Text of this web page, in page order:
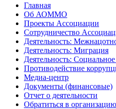
Главная
Об АОММО
Проекты Ассоциации
Сотрудничество
Деятельность:
Деятельность: Миграция
Деятельность:
Противодействие
Медиа-центр
Документы (финансовые)
Отчет о деятельности
Обратиться в организацию